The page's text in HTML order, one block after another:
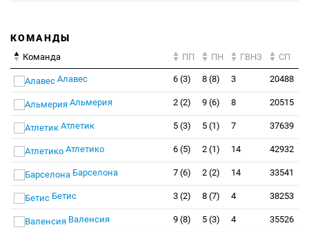
КОМАНДЫ
Команда ПП ПН ГВНЗ СП
Алавес 6 (3) 8 (8) 3 20488
Альмерия 2 (2) 9 (6) 8 20515
Атлетик 5 (3) 5 (1) 7 37639
Атлетико 6 (5) 2 (1) 14 42932
Барселона 7 (6) 2 (2) 14 33541
Бетис 3 (2) 8 (7) 4 38253
Валенсия 9 (8) 5 (3) 4 35526